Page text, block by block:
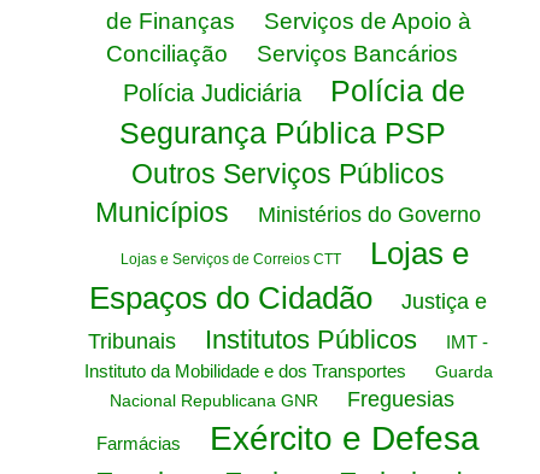
de Finanças
Serviços de Apoio à
Conciliação
Serviços Bancários
Polícia Judiciária
Polícia de
Segurança Pública PSP
Outros Serviços Públicos
Municípios
Ministérios do Governo
Lojas e Serviços de Correios CTT
Lojas e
Espaços do Cidadão
Justiça e
Tribunais
Institutos Públicos
IMT -
Instituto da Mobilidade e dos Transportes
Guarda
Nacional Republicana GNR
Freguesias
Farmácias Exército e Defesa